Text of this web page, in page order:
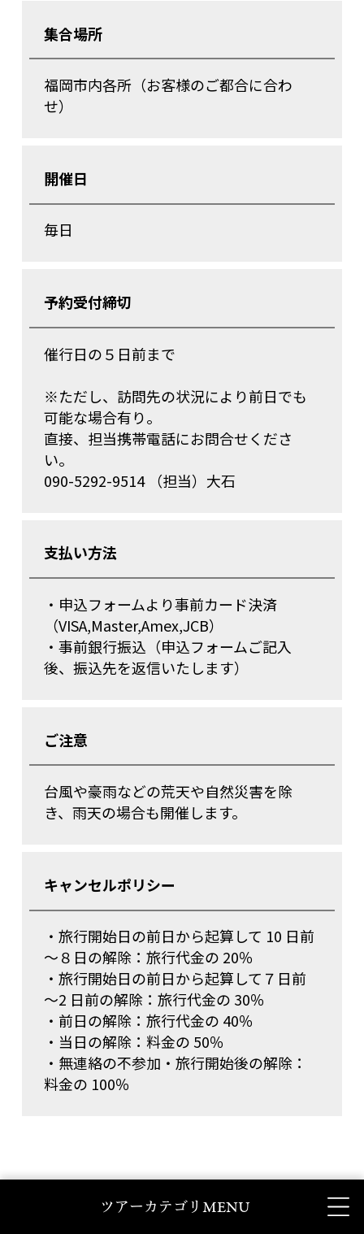
ツアーカテゴリ MENU
集合場所
福岡市内各所（お客様のご都合に合わ
せ）
開催日
毎日
予約受付締切
催行日の５日前まで
※ただし、訪問先の状況により前日でも
可能な場合有り。
直接、担当携帯電話にお問合せくださ
い。
090-5292-9514 （担当）大石
支払い方法
・申込フォームより事前カード決済
（VISA,Master,Amex,JCB）
・事前銀行振込（申込フォームご記入
後、振込先を返信いたします）
ご注意
台風や豪雨などの荒天や自然災害を除
き、雨天の場合も開催します。
キャンセルポリシー
・旅行開始日の前日から起算して 10 日前
～８日の解除：旅行代金の 20％
・旅行開始日の前日から起算して７日前
～2 日前の解除：旅行代金の 30％
・前日の解除：旅行代金の 40％
・当日の解除：料金の 50％
・無連絡の不参加・旅行開始後の解除：
料金の 100％